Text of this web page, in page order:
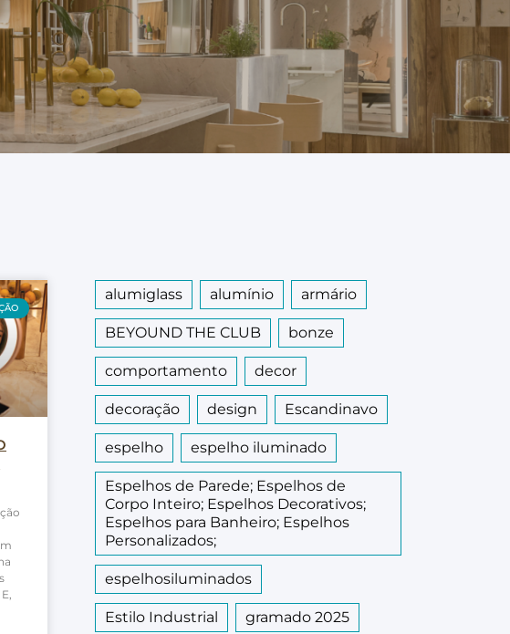
alumiglass alumínio armário
BEYOUND THE CLUB bonze
comportamento decor
decoração design Escandinavo
espelho espelho iluminado
Espelhos de Parede; Espelhos de
Corpo Inteiro; Espelhos Decorativos;
Espelhos para Banheiro; Espelhos
Personalizados;
espelhosiluminados
Estilo Industrial gramado 2025